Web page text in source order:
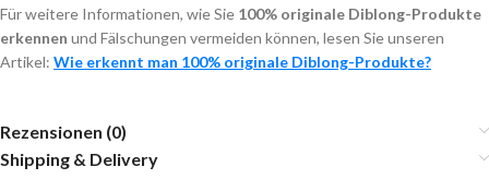
Für weitere Informationen, wie Sie 100% originale Diblong-Produkte
erkennen und Fälschungen vermeiden können, lesen Sie unseren
Artikel: Wie erkennt man 100% originale Diblong-Produkte?
Rezensionen (0)
Shipping & Delivery